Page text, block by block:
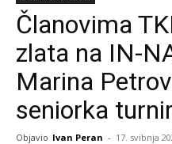
Članovima
zlata na IN-
Marina
seniorka
Objavio Ivan Peran - 17. svibnja